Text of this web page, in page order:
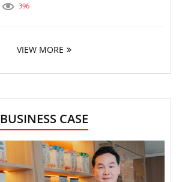
396
VIEW MORE
BUSINESS CASE